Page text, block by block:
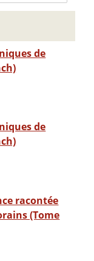
de
de
racontée
(Tome